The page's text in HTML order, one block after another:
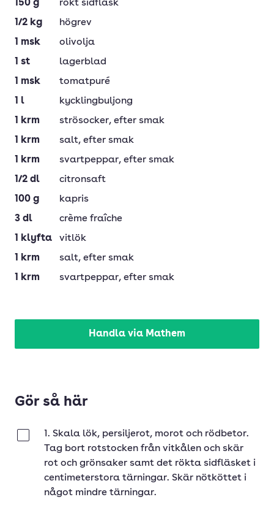
150 g
rökt sidfläsk
1/2 kg
högrev
1 msk
olivolja
1 st
lagerblad
1 msk
tomatpuré
1 l
kycklingbuljong
1
krm strösocker, efter smak
1
krm salt, efter smak
1
krm svartpeppar, efter smak
1/2 dl
citronsaft
100 g
kapris
3 dl
crème fraîche
1
klyfta
vitlök
1
krm salt, efter smak
1
krm svartpeppar, efter smak
Handla via Mathem
Gör så här
1. Skala lök, persiljerot, morot och rödbetor.
Tag bort rotstocken från vitkålen och skär
rot och grönsaker samt det rökta sidfläsket i
centimeterstora tärningar. Skär nötköttet i
något mindre tärningar.